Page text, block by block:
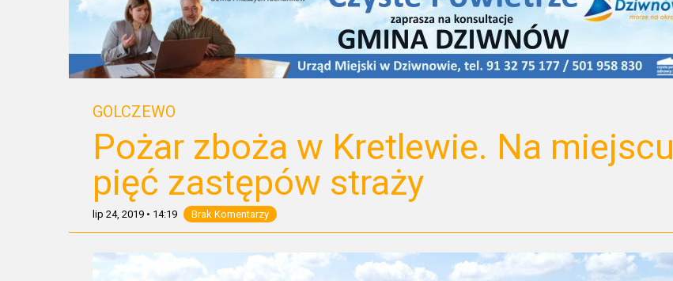
GOLCZEWO
Pożar zboża w Kretlewie. Na miejscu
pięć zastępów straży
lip 24, 2019 • 14:19 Brak Komentarzy